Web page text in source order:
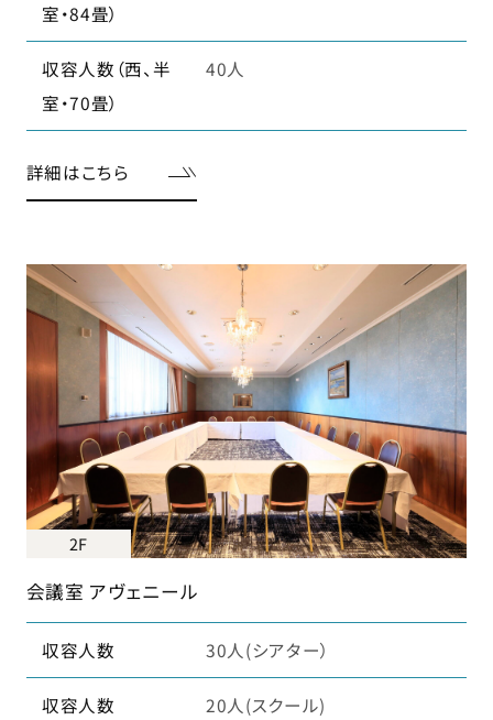
室・84畳）
収容人数（西、半
室・70畳）
40人
詳細はこちら
会議室 アヴェニール
収容人数 30人(シアター）
収容人数 20人(スクール)
2F